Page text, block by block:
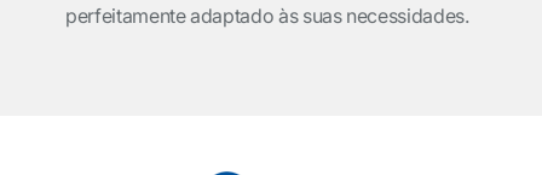
perfeitamente adaptado às suas necessidades.